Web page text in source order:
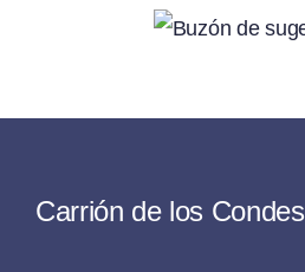
Carrión de los Condes